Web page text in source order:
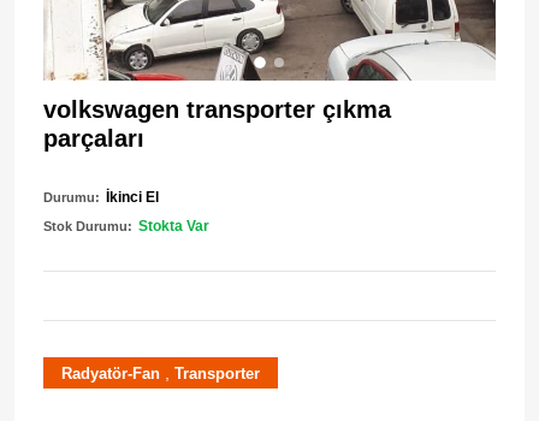
volkswagen transporter çıkma
parçaları
Durumu: İkinci El
Stok Durumu: Stokta Var
Radyatör-Fan Transporter